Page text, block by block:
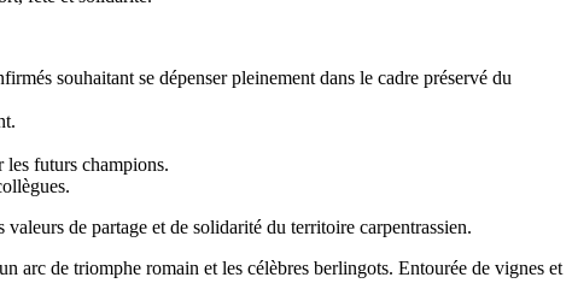
souhaitant se dépenser pleinement dans le cadre préservé du
les futurs champions.
de partage et de solidarité du territoire carpentrassien.
arc de triomphe romain et les célèbres berlingots. Entourée de vignes et